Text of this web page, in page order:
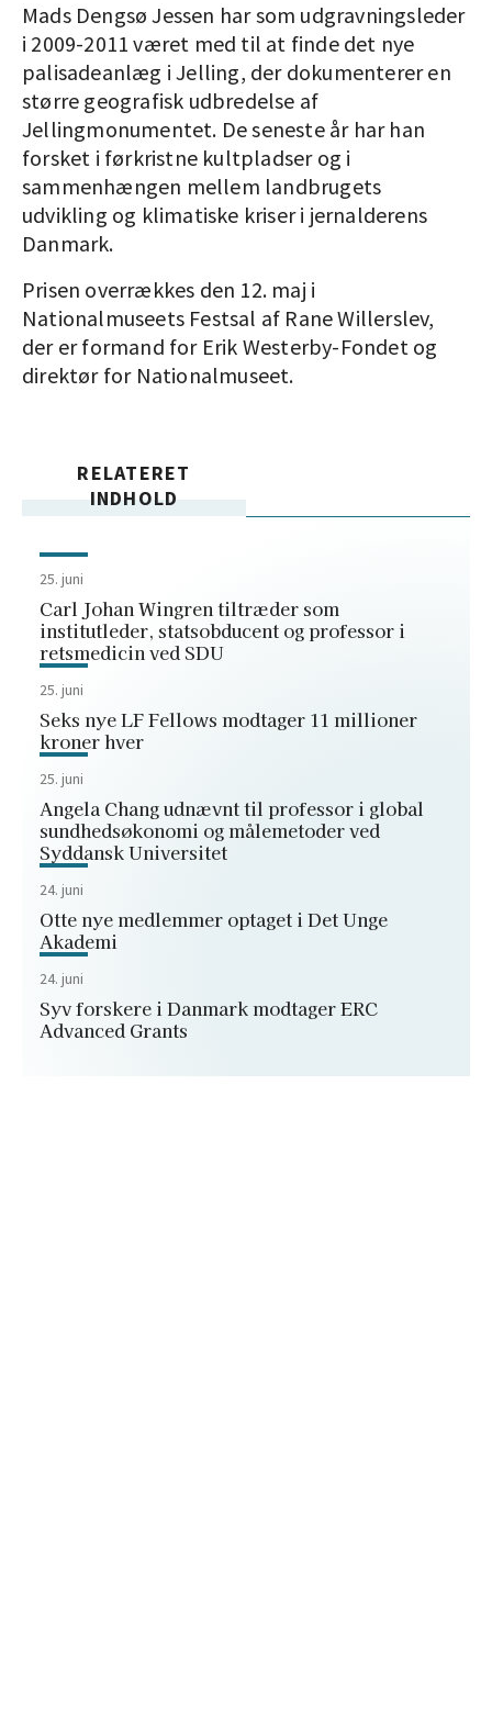
Mads Dengsø Jessen har som udgravningsleder
i 2009-2011 været med til at finde det nye
palisadeanlæg i Jelling, der dokumenterer en
større geografisk udbredelse af
Jellingmonumentet. De seneste år har han
forsket i førkristne kultpladser og i
sammenhængen mellem landbrugets
udvikling og klimatiske kriser i jernalderens
Danmark.
Prisen overrækkes den 12. maj i
Nationalmuseets Festsal af Rane Willerslev,
der er formand for Erik Westerby-Fondet og
direktør for Nationalmuseet.
RELATERET
INDHOLD
25. juni
Carl Johan Wingren tiltræder som
institutleder, statsobducent og professor i
retsmedicin ved SDU
25. juni
Seks nye LF Fellows modtager 11 millioner
kroner hver
25. juni
Angela Chang udnævnt til professor i global
sundhedsøkonomi og målemetoder ved
Syddansk Universitet
24. juni
Otte nye medlemmer optaget i Det Unge
Akademi
24. juni
Syv forskere i Danmark modtager ERC
Advanced Grants